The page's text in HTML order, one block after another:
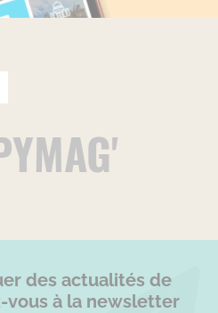
des actualités de
vous à la newsletter